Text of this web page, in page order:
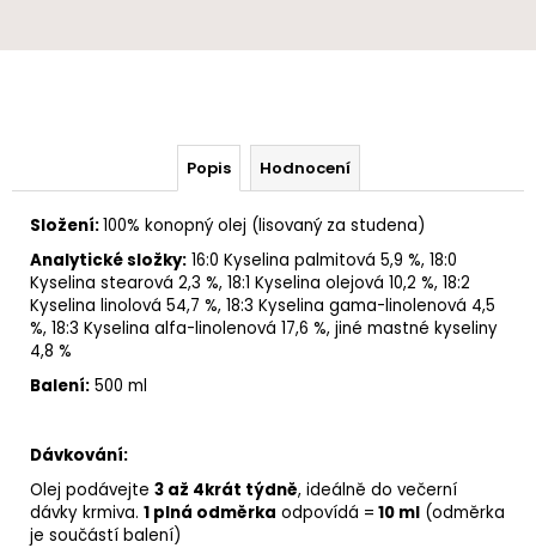
Popis Hodnocení
Složení:100% konopný olej (lisovaný za studena)
Analytické složky: 16:0 Kyselina palmitová 5,9 %, 18:0
Kyselina stearová 2,3 %, 18:1 Kyselina olejová 10,2 %, 18:2
Kyselina linolová 54,7 %, 18:3 Kyselina gama-linolenová 4,5
%, 18:3 Kyselina alfa-linolenová 17,6 %, jiné mastné kyseliny
4,8 %
Balení: 500 ml
Dávkování:
Olej podávejte 3 až 4krát týdně, ideálně do večerní
dávky krmiva. 1 plná odměrka odpovídá = 10 ml (odměrka
je součástí balení)